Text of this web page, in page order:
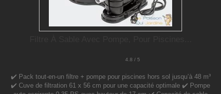
4.8 / 5
✔️ Pack tout-en-un filtre + pompe pour piscines hors sol jusqu’à 48 m³
✔️ Cuve de filtration 61 x 56 cm pour une capacité optimale ✔️ Pompe